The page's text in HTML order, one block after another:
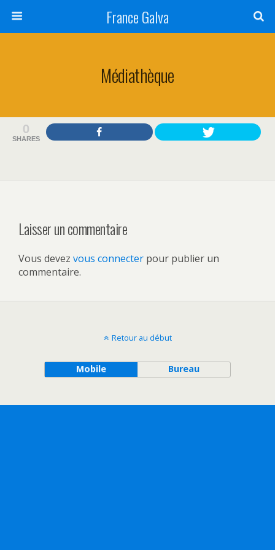
France Galva
Médiathèque
0
SHARES
Laisser un commentaire
Vous devez vous connecter pour publier un
commentaire.
Retour au début
Mobile Bureau